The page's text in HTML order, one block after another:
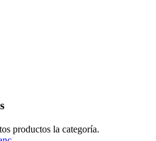
productos la categoría.